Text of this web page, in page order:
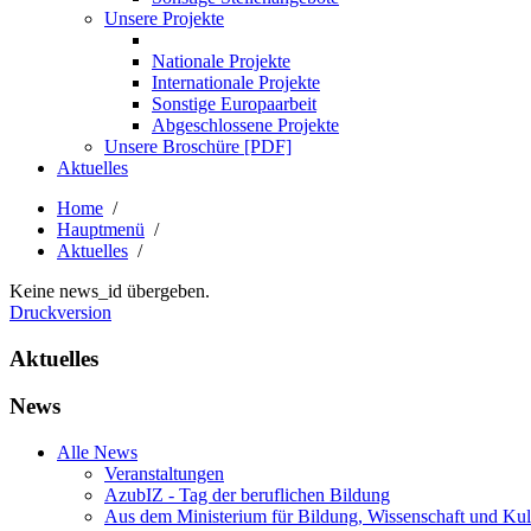
Unsere Projekte
Nationale Projekte
Internationale Projekte
Sonstige Europaarbeit
Abgeschlossene Projekte
Unsere Broschüre [PDF]
Aktuelles
Home /
Hauptmenü /
Aktuelles /
Keine news_id übergeben.
Druckversion
Aktuelles
News
Alle News
Veranstaltungen
AzubIZ - Tag der beruflichen Bildung
Aus dem Ministerium für Bildung, Wissenschaft und